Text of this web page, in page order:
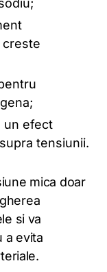
un efect
tensiunii.
mica doar
si va
a evita